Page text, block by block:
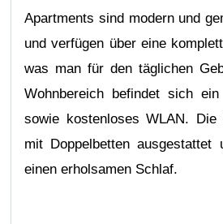
Apartments sind modern und
und verfügen über eine
was man für den täglichen
Wohnbereich befindet sich ein
sowie kostenloses WLAN. Die
mit Doppelbetten ausgestattet
einen erholsamen Schlaf.